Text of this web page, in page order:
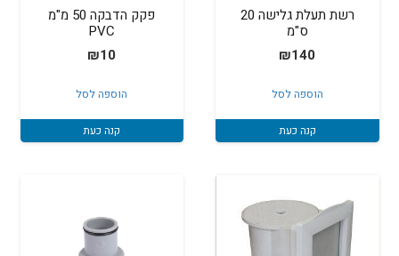
רשת תעלת גלישה 20
ס"מ
₪140
הוספה לסל
קנה כעת
פקק הדבקה 50 מ"מ
PVC
₪10
הוספה לסל
קנה כעת